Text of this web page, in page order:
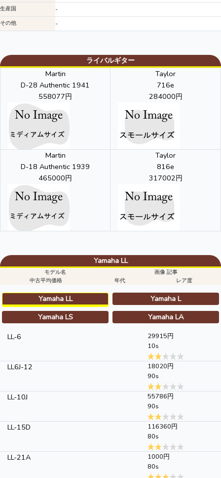
生産国 -
その他 -
ライバルギター
Martin
D-28 Authentic 1941
558077円
Taylor
716e
284000円
Martin
D-18 Authentic 1939
465000円
Taylor
816e
317002円
Yamaha LL
モデル名
画像 記事
中古平均価格
年代 レア度
Yamaha LL
Yamaha L
Yamaha LS
Yamaha LA
LL-6
29915円
10s
LL6J-12
18020円
90s
LL-10J
55786円
90s
LL-15D
116360円
80s
LL-21A
1000円
80s